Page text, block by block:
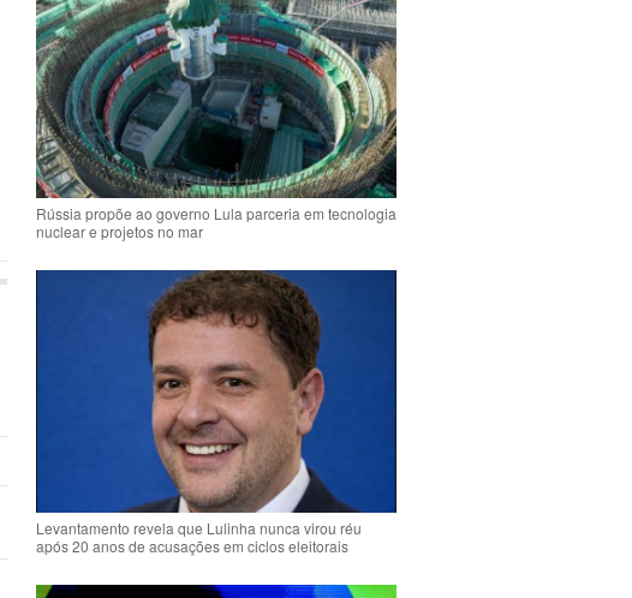
Rússia propõe ao governo Lula parceria em tecnologia
nuclear e projetos no mar
Levantamento revela que Lulinha nunca virou réu
após 20 anos de acusações em ciclos eleitorais